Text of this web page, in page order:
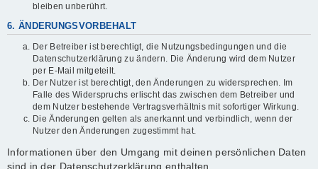
bleiben unberührt.
6. ÄNDERUNGSVORBEHALT
Der Betreiber ist berechtigt, die Nutzungsbedingungen und die
Datenschutzerklärung zu ändern. Die Änderung wird dem Nutzer
per E-Mail mitgeteilt.
Der Nutzer ist berechtigt, den Änderungen zu widersprechen. Im
Falle des Widerspruchs erlischt das zwischen dem Betreiber und
dem Nutzer bestehende Vertragsverhältnis mit sofortiger Wirkung.
Die Änderungen gelten als anerkannt und verbindlich, wenn der
Nutzer den Änderungen zugestimmt hat.
Informationen über den Umgang mit deinen persönlichen Daten
sind in der Datenschutzerklärung enthalten.